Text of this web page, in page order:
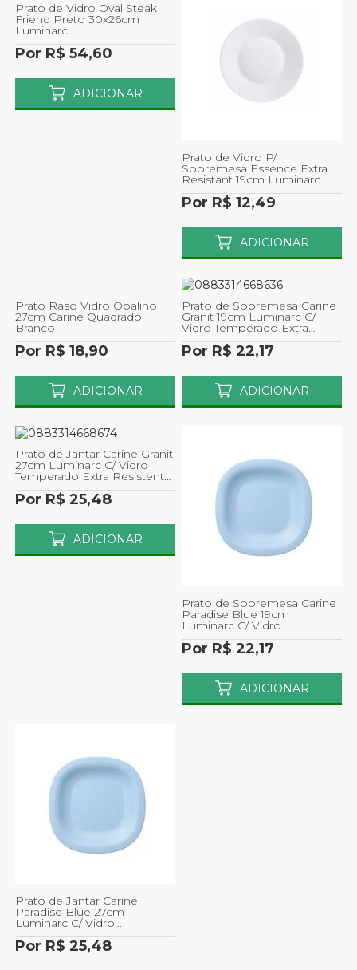
Prato de Vidro Oval Steak
Friend Preto 30x26cm
Luminarc
Por R$ 54,60
ADICIONAR
Prato de Vidro P/
Sobremesa Essence Extra
Resistant 19cm Luminarc
Por R$ 12,49
ADICIONAR
Prato Raso Vidro Opalino
27cm Carine Quadrado
Branco
Por R$ 18,90
ADICIONAR
Prato de Sobremesa Carine
Granit 19cm Luminarc C/
Vidro Temperado Extra
Resistente 1un
Por R$ 22,17
ADICIONAR
Prato de Jantar Carine Granit
27cm Luminarc C/ Vidro
Temperado Extra Resistente
1un
Por R$ 25,48
ADICIONAR
Prato de Sobremesa Carine
Paradise Blue 19cm
Luminarc C/ Vidro
Temperado Extra Resistente
1un
Por R$ 22,17
ADICIONAR
Prato de Jantar Carine
Paradise Blue 27cm
Luminarc C/ Vidro
Temperado Extra Resistente
1un
Por R$ 25,48